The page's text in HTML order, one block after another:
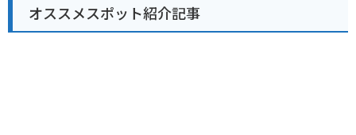
の駐車スペースがあるので、安心して駐車できます。 道
の駅 よかわからコウノトリの郷公園までは約5km、城崎
温泉までは約20kmです。どちらも車で約10分〜20分程
オススメスポット紹介記事